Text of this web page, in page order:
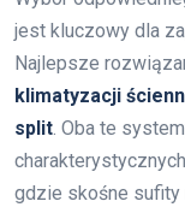
jest kluczowy dla
Najlepsze
klimatyzacji
split. Oba te
gdzie skośne sufity